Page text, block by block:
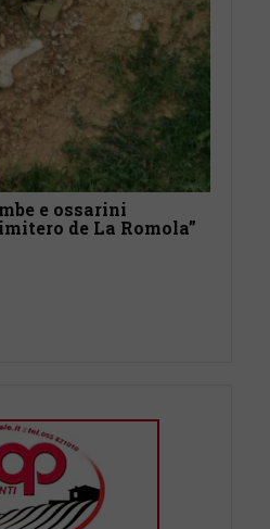
e ossarini
de La Romola”